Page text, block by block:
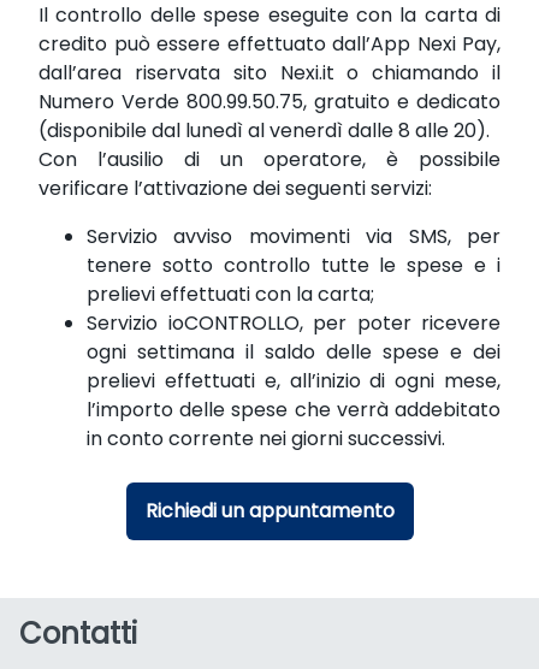
Il controllo delle spese eseguite con la carta di
credito può essere effettuato dall’App Nexi Pay,
dall’area riservata sito Nexi.it o chiamando il
Numero Verde 800.99.50.75, gratuito e dedicato
(disponibile dal lunedì al venerdì dalle 8 alle 20).
Con l’ausilio di un operatore, è possibile
verificare l’attivazione dei seguenti servizi:
Servizio avviso movimenti via SMS, per
tenere sotto controllo tutte le spese e i
prelievi effettuati con la carta;
Servizio ioCONTROLLO, per poter ricevere
ogni settimana il saldo delle spese e dei
prelievi effettuati e, all’inizio di ogni mese,
l’importo delle spese che verrà addebitato
in conto corrente nei giorni successivi.
Richiedi un appuntamento
Contatti